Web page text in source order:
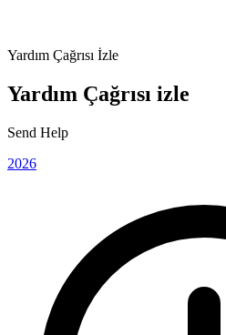
Yardım Çağrısı İzle
Yardım Çağrısı izle
Send Help
2026